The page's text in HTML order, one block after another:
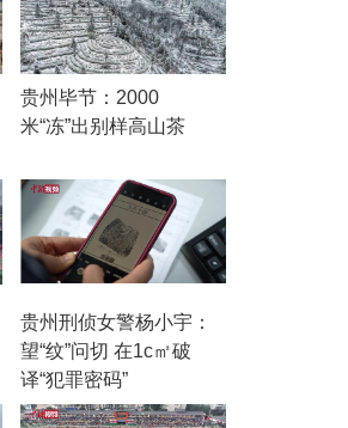
贵州毕节：2000
米“冻”出别样高山茶
贵州刑侦女警杨小宇：
望“纹”问切 在1c㎡破
译“犯罪密码”